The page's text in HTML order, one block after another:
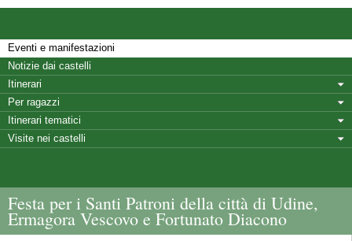
Eventi e manifestazioni
Notizie dai castelli
Itinerari
Per ragazzi
Itinerari tematici
Visite nei castelli
Festa per i Santi Patroni della città di Udine,
Ermagora Vescovo e Fortunato Diacono